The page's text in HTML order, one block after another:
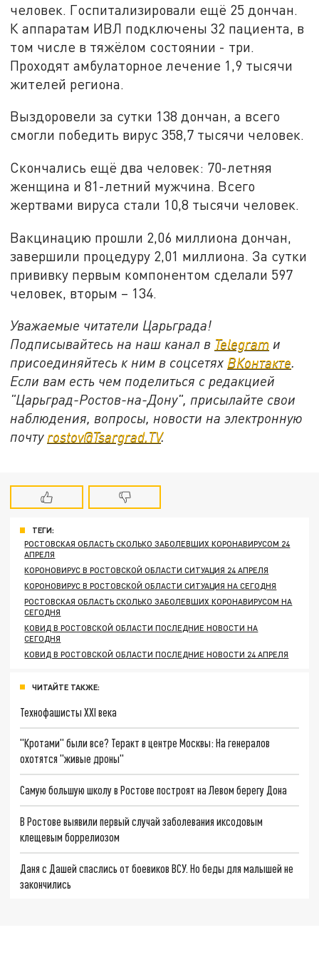
человек. Госпитализировали ещё 25 дончан.
К аппаратам ИВЛ подключены 32 пациента, в
том числе в тяжёлом состоянии - три.
Проходят амбулаторное лечение 1,9 тысячи
жителей региона.
Выздоровели за сутки 138 дончан, а всего
смогли победить вирус 358,7 тысячи человек.
Скончались ещё два человек: 70-летняя
женщина и 81-летний мужчина. Всего
жертвами вируса стали 10,8 тысячи человек.
Вакцинацию прошли 2,06 миллиона дончан,
завершили процедуру 2,01 миллиона. За сутки
прививку первым компонентом сделали 597
человек, вторым – 134.
Уважаемые читатели Царьграда!
Подписывайтесь на наш канал в Telegram и
присоединяйтесь к ним в соцсетях ВКонтакте.
Если вам есть чем поделиться с редакцией
"Царьград-Ростов-на-Дону", присылайте свои
наблюдения, вопросы, новости на электронную
почту rostov@Tsargrad.ТV.
ТЕГИ:
РОСТОВСКАЯ ОБЛАСТЬ СКОЛЬКО ЗАБОЛЕВШИХ КОРОНАВИРУСОМ 24
АПРЕЛЯ
КОРОНОВИРУС В РОСТОВСКОЙ ОБЛАСТИ СИТУАЦИЯ 24 АПРЕЛЯ
КОРОНОВИРУС В РОСТОВСКОЙ ОБЛАСТИ СИТУАЦИЯ НА СЕГОДНЯ
РОСТОВСКАЯ ОБЛАСТЬ СКОЛЬКО ЗАБОЛЕВШИХ КОРОНАВИРУСОМ НА
СЕГОДНЯ
КОВИД В РОСТОВСКОЙ ОБЛАСТИ ПОСЛЕДНИЕ НОВОСТИ НА
СЕГОДНЯ
КОВИД В РОСТОВСКОЙ ОБЛАСТИ ПОСЛЕДНИЕ НОВОСТИ 24 АПРЕЛЯ
ЧИТАЙТЕ ТАКЖЕ:
Технофашисты XXI века
"Кротами" были все? Теракт в центре Москвы: На генералов
охотятся "живые дроны"
Самую большую школу в Ростове построят на Левом берегу Дона
В Ростове выявили первый случай заболевания иксодовым
клещевым боррелиозом
Даня с Дашей спаслись от боевиков ВСУ. Но беды для малышей не
закончились